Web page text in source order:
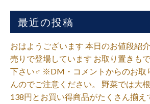
最近の投稿
おはようございます 本日のお値段紹
売りで登場しています お取り置きも
下さい‍♂️ ※DM・コメントからのお取
んのでご注意ください。 野菜では大
138円とお買い得商品がたくさん揃え